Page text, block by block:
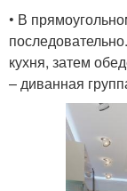
• В
кухня, затем
– диванная